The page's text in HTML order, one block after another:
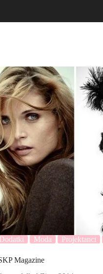
Dodatki Moda Projektanci
Magazine